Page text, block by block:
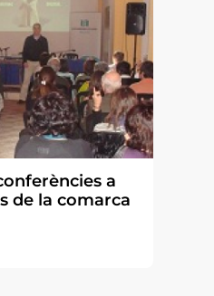
a
de la comarca